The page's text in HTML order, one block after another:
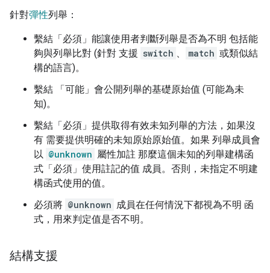
針對彈性列舉：
繫結「必須」能讓使用者判斷列舉是否為不明 包括能
夠與列舉比對 (針對 支援 switch 、 match 或類似結
構的語言)。
繫結 「可能」會公開列舉的基礎原始值 (可能為未
知)。
繫結「必須」提供取得有效未知列舉的方法，如果沒
有 需要提供明確的未知原始原始值。如果 列舉成員會
以 @unknown 屬性加註 那麼這個未知的列舉建構函
式「必須」使用註記的值 成員。否則，未指定不明建
構函式使用的值。
必須將 @unknown 成員在任何情況下都視為不明 函
式，用來判定值是否不明。
結構支援